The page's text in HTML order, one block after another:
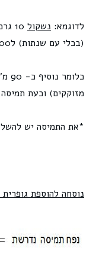
לדוגמא: נשקול
10
(בכלי עם שנתות) ל100 מ"ל,
מזוקקים) וכעת תמיסה זו מכילה כ
*את התמיסה יש
נוסחה להוספת גופרית